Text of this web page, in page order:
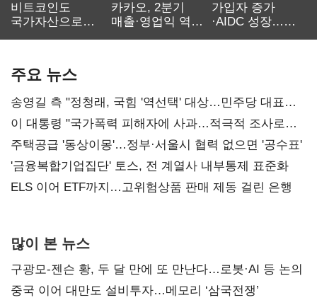
비트코인도
국가자산으로…'
카카오, 2분기
매출·영업익 역대
가입자 증가
·AIDC 성장…
주요 뉴스
송영길 측 "정청래, 국힘 '역선택' 대상…민주당 대표로
총선 지휘 못해"
이 대통령 "국가폭력 피해자에 사과…적극적 조사로
진실 밝혀야"
주택공급 '동상이몽'…정부·서울시 협력 없으면 '공수표'
'금융복합기업집단' 토스, 전 계열사 내부통제 표준화
ELS 이어 ETF까지…고위험상품 판매 제동 걸린 은행
많이 본 뉴스
구광모-젠슨 황, 두 달 만에 또 만난다…로봇·AI 등 논의
중국 이어 대만도 설비투자…메모리 ‘삼국전쟁’